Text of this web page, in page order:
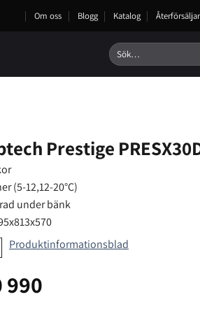
Om oss Blogg Katalog
Sök
efter:
Prestige
(5-12,12-20°C)
under bänk
Produktinformationsblad
990